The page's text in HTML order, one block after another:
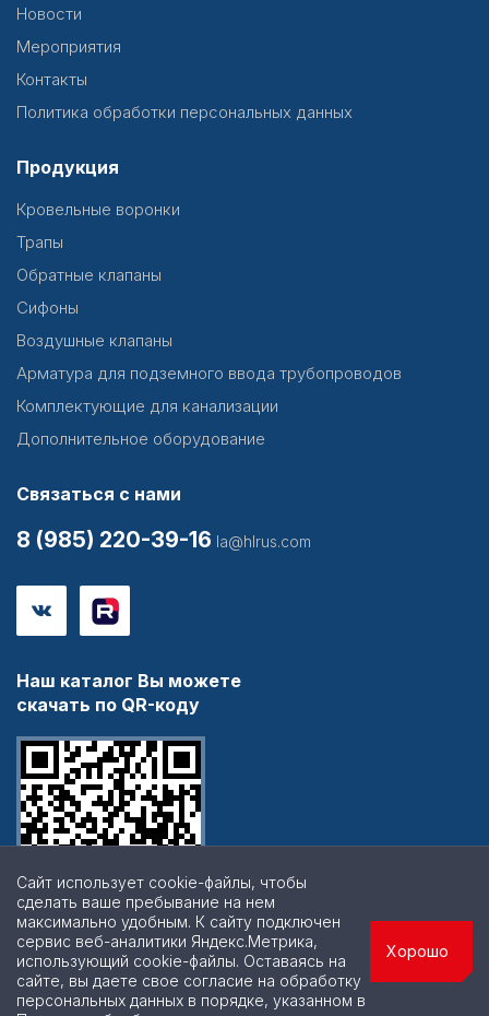
Новости
Мероприятия
Контакты
Политика обработки персональных данных
Продукция
Кровельные воронки
Трапы
Обратные клапаны
Сифоны
Воздушные клапаны
Арматура для подземного ввода трубопроводов
Комплектующие для канализации
Дополнительное оборудование
Связаться с нами
8 (985) 220-39-16 la@hlrus.com
Наш каталог Вы можете
скачать по QR-коду
© 2026 | Все права защищены
Сайт использует cookie-файлы, чтобы
сделать ваше пребывание на нем
максимально удобным. К cайту подключен
сервис веб-аналитики Яндекс.Метрика,
использующий cookie-файлы. Оставаясь на
сайте, вы даете свое согласие на обработку
персональных данных в порядке, указанном в
Хорошо